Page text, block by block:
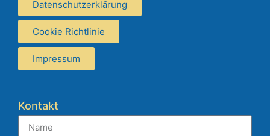
Datenschutzerklärung
Cookie Richtlinie
Impressum
Kontakt